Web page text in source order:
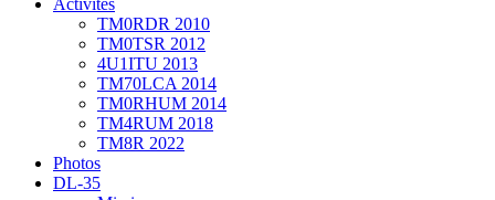
Activités
TM0RDR 2010
TM0TSR 2012
4U1ITU 2013
TM70LCA 2014
TM0RHUM 2014
TM4RUM 2018
TM8R 2022
Photos
DL-35